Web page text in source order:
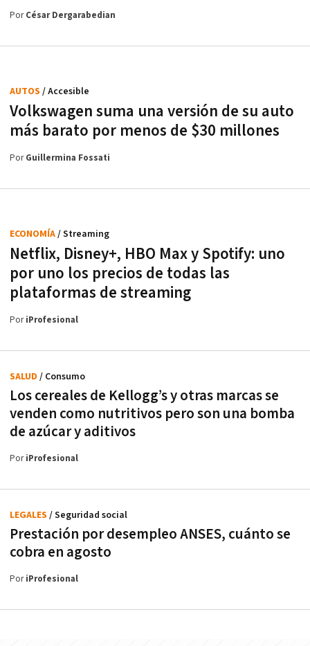
PorCésar Dergarabedian
Volkswagen suma una versión de su auto
más barato por menos de $30 millones
AUTOS / Accesible
PorGuillermina Fossati
Netflix, Disney+, HBO Max y Spotify: uno
por uno los precios de todas las
plataformas de streaming
ECONOMÍA/ Streaming
PoriProfesional
Los cereales de Kellogg’s y otras marcas se
venden como nutritivos pero son una bomba
de azúcar y aditivos
SALUD / Consumo
PoriProfesional
Prestación por desempleo ANSES, cuánto se
cobra en agosto
LEGALES / Seguridad social
PoriProfesional